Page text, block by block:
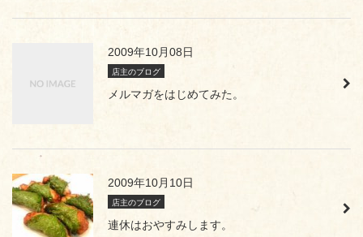
2009年10月08日
店主のブログ
メルマガをはじめてみた。
2009年10月10日
店主のブログ
連休はおやすみします。